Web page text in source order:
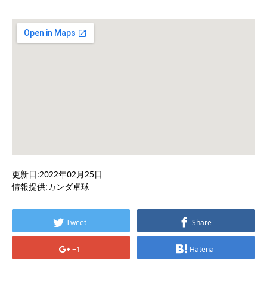
更新日:2022年02月25日
情報提供:カンダ卓球
Tweet Share
+1 Hatena